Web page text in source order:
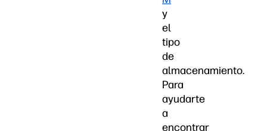
y
el
tipo
de
almacenamiento.
Para
ayudarte
a
encontrar